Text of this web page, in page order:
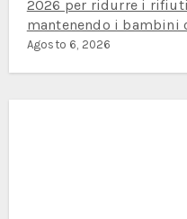
2026 per ridurre i
mantenendo i bambini
Agosto 6, 2026